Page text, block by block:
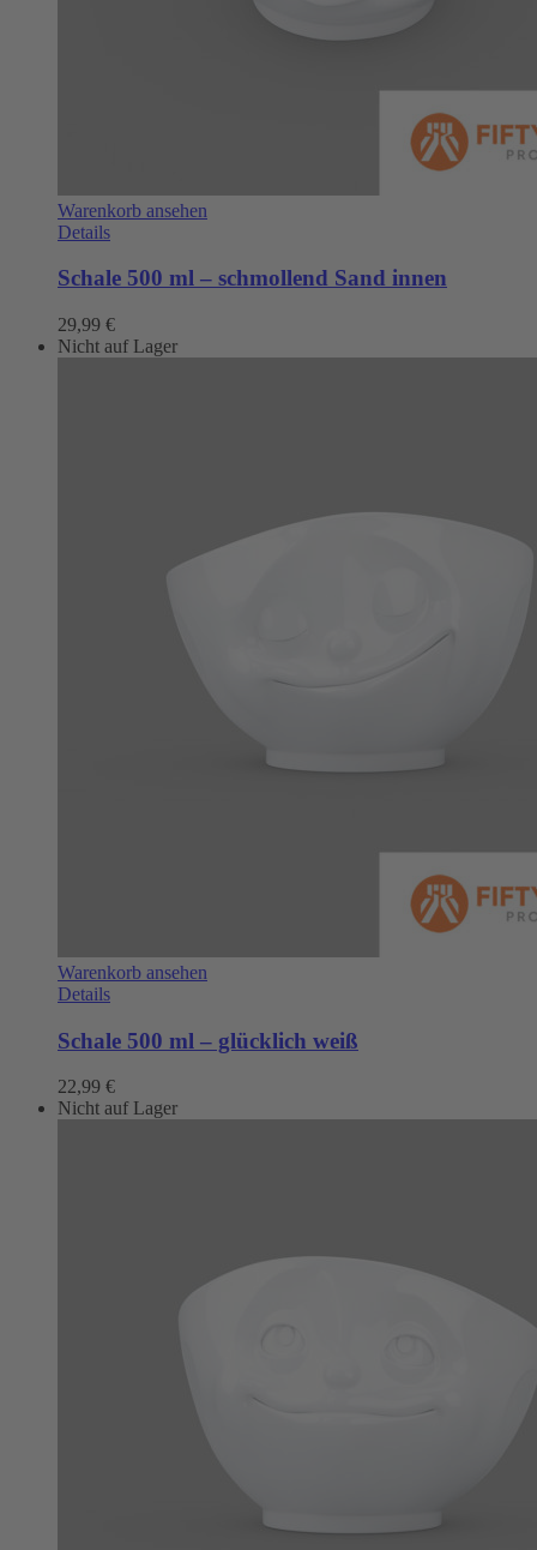
Warenkorb ansehen
Details
Schale 500 ml – schmollend Sand innen
29,99 €
Nicht auf Lager
Warenkorb ansehen
Details
Schale 500 ml – glücklich weiß
22,99 €
Nicht auf Lager